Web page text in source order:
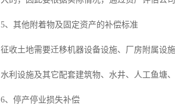
5、其他附着物及固定资产的补偿标准
征收土地需要迁移机器设备设施、厂房附属设
水利设施及其它配套建筑物、水井、人工鱼塘
6、停产停业损失补偿